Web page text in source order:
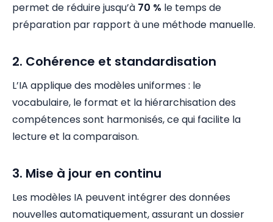
permet de réduire jusqu’à 70 % le temps de
préparation par rapport à une méthode manuelle.
2. Cohérence et standardisation
L’IA applique des modèles uniformes : le
vocabulaire, le format et la hiérarchisation des
compétences sont harmonisés, ce qui facilite la
lecture et la comparaison.
3. Mise à jour en continu
Les modèles IA peuvent intégrer des données
nouvelles automatiquement, assurant un dossier